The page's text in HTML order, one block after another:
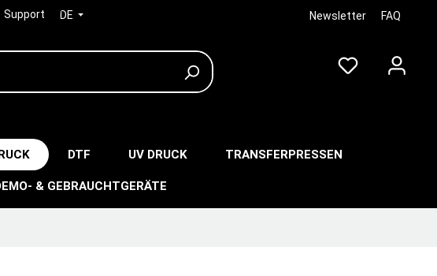
Support DE Newsletter FAQ
DTF UV DRUCK TRANSFERPRESSEN
& GEBRAUCHTGERÄTE